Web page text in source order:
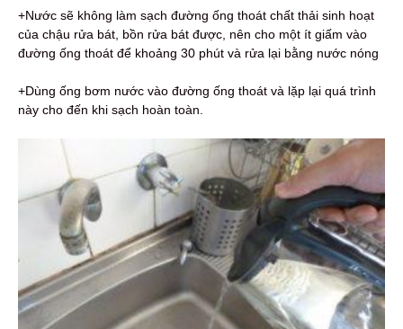
+Nước sẽ không làm sạch đường ống thoát chất thải sinh hoạt
của chậu rửa bát, bồn rửa bát được, nên cho một ít giấm vào
đường ống thoát để khoảng 30 phút và rửa lại bằng nước nóng
+Dùng ống bơm nước vào đường ống thoát và lặp lại quá trình
này cho đến khi sạch hoàn toàn.